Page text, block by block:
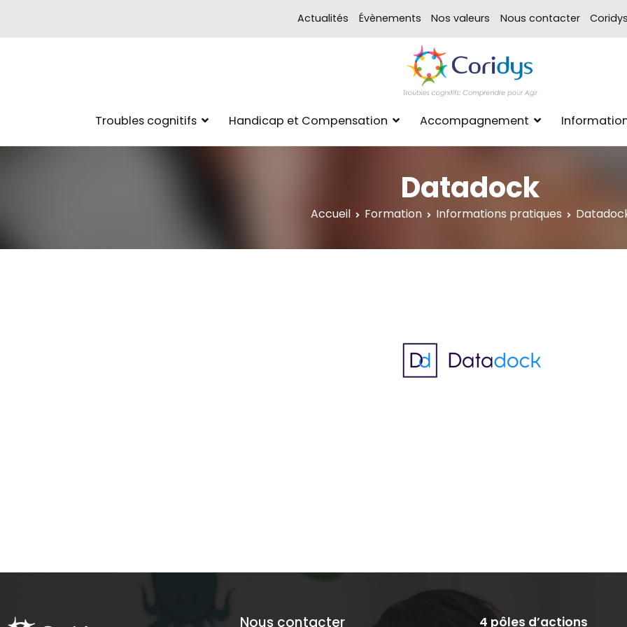
Actualités Évènements Nos valeurs Nous contacter
xpertise
Troubles cognitifs Handicap et Compensation Accompagnement
Datadock
Accueil Formation Informations pratiques
Nous contacter 4 pôles d’actions